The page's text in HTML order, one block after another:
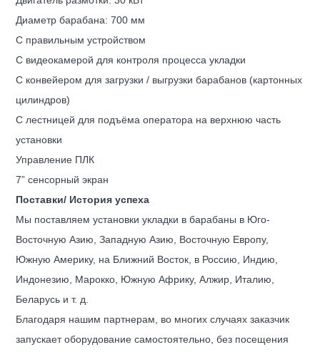
Диаметр барабана: 700 мм
С правильным устройством
С видеокамерой для контроля процесса укладки
С конвейером для загрузки / выгрузки барабанов (картонных
цилиндров)
С лестницей для подъёма оператора на верхнюю часть
установки
Управление ПЛК
7” сенсорный экран
Поставки/ История успеха
Мы поставляем установки укладки в барабаны в Юго-
Восточную Азию, Западную Азию, Восточную Европу,
Южную Америку, на Ближний Восток, в Россию, Индию,
Индонезию, Марокко, Южную Африку, Алжир, Италию,
Беларусь и т. д.
Благодаря нашим партнерам, во многих случаях заказчик
запускает оборудование самостоятельно, без посещения